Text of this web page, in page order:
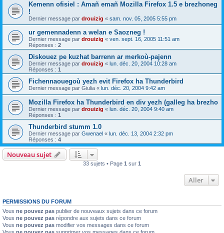
Kemenn ofisiel : Amañ emañ Mozilla Firefox 1.5 e brezhoneg
!
Dernier message par drouizig « sam. nov. 05, 2005 5:55 pm
ur gemennadenn a welan e Saozneg !
Dernier message par drouizig « ven. sept. 16, 2005 11:51 am
Réponses : 2
Diskouez pe kuzhat barrenn ar merkoù-pajenn
Dernier message par drouizig « lun. déc. 20, 2004 10:28 am
Réponses : 1
Fichennaouegoù yezh evit Firefox ha Thunderbird
Dernier message par Giulia « lun. déc. 20, 2004 9:42 am
Mozilla Firefox ha Thunderbird en div yezh (galleg ha brezho
Dernier message par drouizig « lun. déc. 20, 2004 9:40 am
Réponses : 1
Thunderbird stumm 1.0
Dernier message par Gwenael « lun. déc. 13, 2004 2:32 pm
Réponses : 4
Nouveau sujet
33 sujets • Page 1 sur 1
Aller
PERMISSIONS DU FORUM
Vous ne pouvez pas publier de nouveaux sujets dans ce forum
Vous ne pouvez pas répondre aux sujets dans ce forum
Vous ne pouvez pas modifier vos messages dans ce forum